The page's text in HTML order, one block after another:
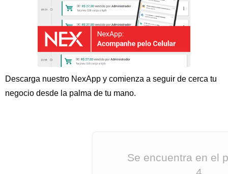
Descarga nuestro NexApp y comienza a seguir de cerca tu
negocio desde la palma de tu mano.
Se encuentra en el